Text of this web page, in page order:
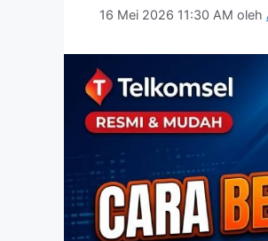
16 Mei 2026 11:30 AM oleh